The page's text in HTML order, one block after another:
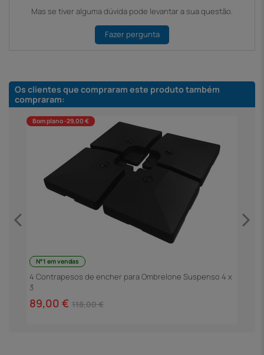
Mas se tiver alguma dúvida pode levantar a sua questão.
Fazer pergunta
Os clientes que compraram este produto também
compraram:
Bom plano -29,00 €
N°1 em vendas
4 Contrapesos de encher para Ombrelone Suspenso 4 x
3
89,00 € 118,00 €